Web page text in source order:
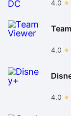
4.0
4.0
4.0